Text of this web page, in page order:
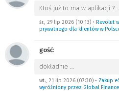
Ktoś już to ma w aplikacji ?
śr., 29 lip 2026 (10:13) • Revolut
prywatnego dla klientów w
gość:
dokładnie …
wt., 21 lip 2026 (07:30) • Zakup
wyróżniony przez Global Finance